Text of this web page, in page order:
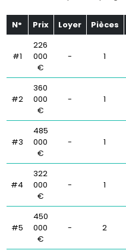
N° Prix Loyer Pièces
#1
226
000
€
- 1
#2
360
000
€
- 1
#3
485
000
€
- 1
#4
322
000
€
- 1
#5
450
000
€
- 2